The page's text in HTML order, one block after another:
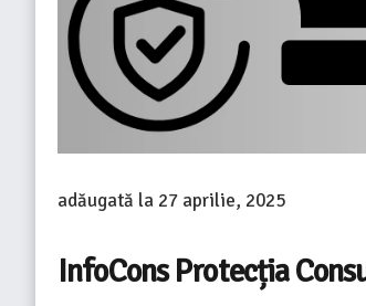
adăugată la 27 aprilie, 2025
InfoCons Protecția